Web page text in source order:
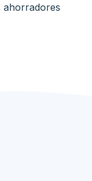
ahorradores